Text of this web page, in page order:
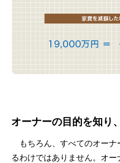
オーナーの目的を知り
もちろん、すべてのオーナ
るわけではありません。オ